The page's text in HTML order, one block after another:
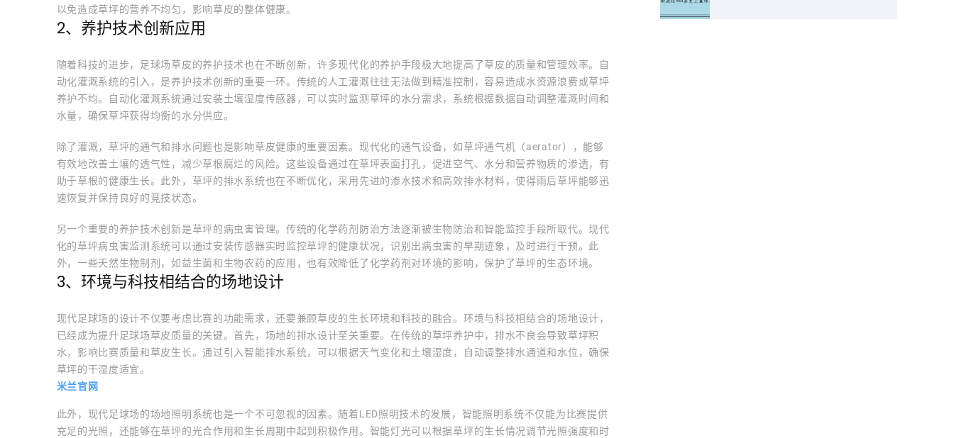
以免造成草坪的营养不均匀，影响草皮的整体健康。
2、养护技术创新应用
随着科技的进步，足球场草皮的养护技术也在不断创新，许多现代化的养护手段极大地提高了草皮的质量和管理效率。自
动化灌溉系统的引入，是养护技术创新的重要一环。传统的人工灌溉往往无法做到精准控制，容易造成水资源浪费或草坪
养护不均。自动化灌溉系统通过安装土壤湿度传感器，可以实时监测草坪的水分需求，系统根据数据自动调整灌溉时间和
水量，确保草坪获得均衡的水分供应。
除了灌溉，草坪的通气和排水问题也是影响草皮健康的重要因素。现代化的通气设备，如草坪通气机（aerator），能够
有效地改善土壤的透气性，减少草根腐烂的风险。这些设备通过在草坪表面打孔，促进空气、水分和营养物质的渗透，有
助于草根的健康生长。此外，草坪的排水系统也在不断优化，采用先进的渗水技术和高效排水材料，使得雨后草坪能够迅
速恢复并保持良好的竞技状态。
另一个重要的养护技术创新是草坪的病虫害管理。传统的化学药剂防治方法逐渐被生物防治和智能监控手段所取代。现代
化的草坪病虫害监测系统可以通过安装传感器实时监控草坪的健康状况，识别出病虫害的早期迹象，及时进行干预。此
外，一些天然生物制剂，如益生菌和生物农药的应用，也有效降低了化学药剂对环境的影响，保护了草坪的生态环境。
3、环境与科技相结合的场地设计
现代足球场的设计不仅要考虑比赛的功能需求，还要兼顾草皮的生长环境和科技的融合。环境与科技相结合的场地设计，
已经成为提升足球场草皮质量的关键。首先，场地的排水设计至关重要。在传统的草坪养护中，排水不良会导致草坪积
水，影响比赛质量和草皮生长。通过引入智能排水系统，可以根据天气变化和土壤湿度，自动调整排水通道和水位，确保
草坪的干湿度适宜。
米兰官网
此外，现代足球场的场地照明系统也是一个不可忽视的因素。随着LED照明技术的发展，智能照明系统不仅能为比赛提供
充足的光照，还能够在草坪的光合作用和生长周期中起到积极作用。智能灯光可以根据草坪的生长情况调节光照强度和时